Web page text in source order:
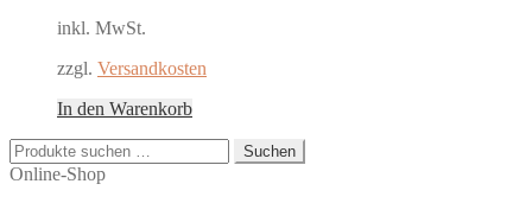
inkl. MwSt.
zzgl. Versandkosten
In den Warenkorb
Suchen
nach:
Suchen
Online-Shop